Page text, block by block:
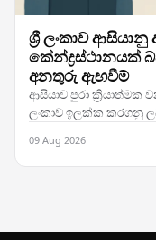
ශ්‍රී ලංකාව ආසියානු
කේන්ද්‍රස්ථානයක්
අනතුරු ඇඟවීම්
ආසියාව පුරා ක්‍රියාත්මක
ලංකාව ඉලක්ක කරගනු
09 Aug 2026